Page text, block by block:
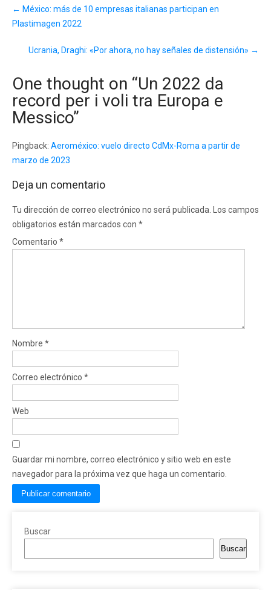
navigation
← México: más de 10 empresas italianas participan en
Plastimagen 2022
Ucrania, Draghi: «Por ahora, no hay señales de distensión» →
One thought on “Un 2022 da
record per i voli tra Europa e
Messico”
Pingback: Aeroméxico: vuelo directo CdMx-Roma a partir de
marzo de 2023
Deja un comentario
Tu dirección de correo electrónico no será publicada.
Los campos
obligatorios están marcados con *
Comentario *
Nombre *
Correo electrónico *
Web
Guardar mi nombre, correo electrónico y sitio web en este
navegador para la próxima vez que haga un comentario.
Buscar
Buscar